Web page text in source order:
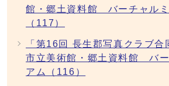
館・郷土資料館 バーチャル
（117）
「第16回 長生郡写真クラブ合
市立美術館・郷土資料館 バ
アム（116）